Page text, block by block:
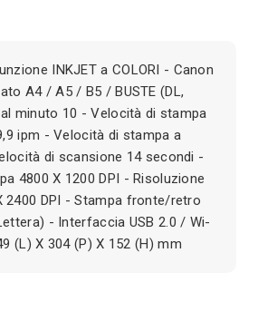
INKJET a COLORI - Canon
A4 / A5 / B5 / BUSTE (DL,
minuto 10 - Velocità di stampa
ipm - Velocità di stampa a
di scansione 14 secondi -
4800 X 1200 DPI - Risoluzione
2400 DPI - Stampa fronte/retro
- Interfaccia USB 2.0 / Wi-
(L) X 304 (P) X 152 (H) mm